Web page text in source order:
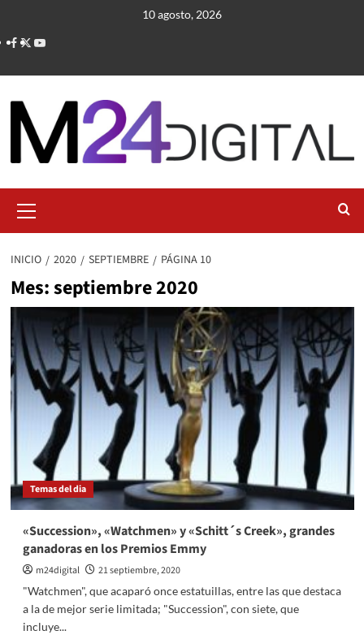
contenido
10 agosto, 2026
primario
INICIO 2020 SEPTIEMBRE PÁGINA 10
Mes:septiembre 2020
Temas del dia
«Succession», «Watchmen» y «Schitt´s Creek», grandes
ganadoras en los Premios Emmy
m24digital
21 septiembre, 2020
"Watchmen", que acaparó once estatuillas, entre las que destaca
a la de mejor serie limitada; "Succession", con siete, que
incluye...